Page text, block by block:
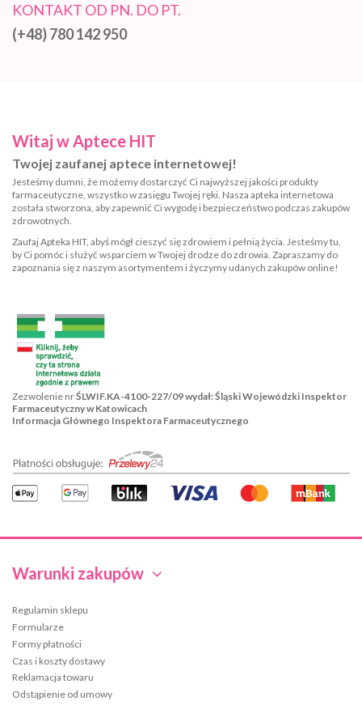
KONTAKT OD PN. DO PT.
(+48) 780 142 950
Warunki zakupów
Regulamin sklepu
Formularze
Formy płatności
Czas i koszty dostawy
Reklamacja towaru
Odstąpienie od umowy
Witaj w Aptece HIT
Twojej zaufanej aptece internetowej!
Jesteśmy dumni, że możemy dostarczyć Ci najwyższej jakości produkty
farmaceutyczne, wszystko w zasięgu Twojej ręki. Nasza apteka internetowa
została stworzona, aby zapewnić Ci wygodę i bezpieczeństwo podczas zakupów
zdrowotnych.
Zaufaj Apteka HIT, abyś mógł cieszyć się zdrowiem i pełnią życia. Jesteśmy tu,
by Ci pomóc i służyć wsparciem w Twojej drodze do zdrowia. Zapraszamy do
zapoznania się z naszym asortymentem i życzymy udanych zakupów online!
Zezwolenie nrŚLWIF.KA-4100-227/09 wydał: Śląski Wojewódzki Inspektor
Farmaceutyczny w Katowicach
Informacja Głównego Inspektora Farmaceutycznego